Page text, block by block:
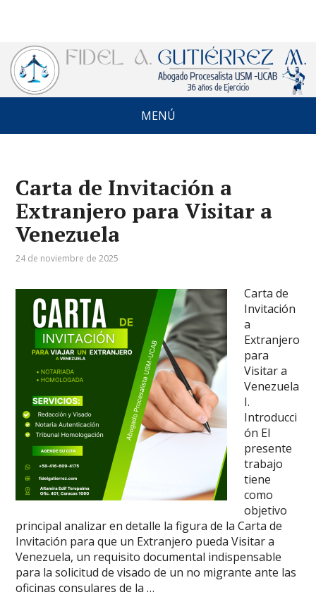
MENÚ
Carta de Invitación a
Extranjero para Visitar a
Venezuela
24 de noviembre de 2025
Carta de
Invitación
a
Extranjero
para
Visitar a
Venezuela
I.
Introducci
ón El
presente
trabajo
tiene
como
objetivo
principal analizar en detalle la figura de la Carta de
Invitación para que un Extranjero pueda Visitar a
Venezuela, un requisito documental indispensable
para la solicitud de visado de un no migrante ante las
oficinas consulares de la …